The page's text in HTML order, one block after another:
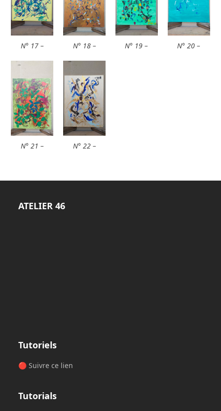
N° 17 – N° 18 – N° 19 – N° 20 –
N° 21 – N° 22 –
ATELIER 46
Tutoriels
🔴Suivre ce lien
Tutorials